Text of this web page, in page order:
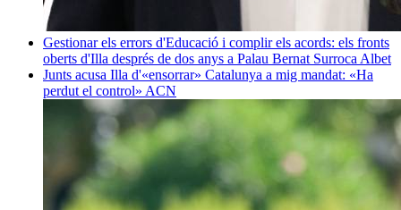
Gestionar els errors d'Educació i complir els acords: els fronts
oberts d'Illa després de dos anys a Palau Bernat Surroca Albet
Junts acusa Illa d'«ensorrar» Catalunya a mig mandat: «Ha
perdut el control» ACN